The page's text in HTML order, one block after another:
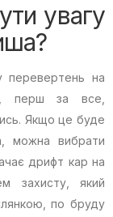
увагу
на
перш за все,
Якщо це буде
можна вибрати
дрифт кар на
захисту, який
по бруду